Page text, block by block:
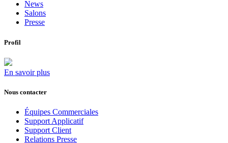
News
Salons
Presse
Profil
En savoir plus
Nous contacter
Équipes Commerciales
Support Applicatif
Support Client
Relations Presse